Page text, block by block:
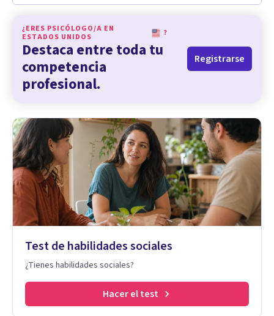
¿ERES PSICÓLOGO/A EN
ESTADOS UNIDOS
?
Destaca entre toda tu
competencia
profesional.
Registrarse
Test de habilidades sociales
¿Tienes habilidades sociales?
Hacer el test